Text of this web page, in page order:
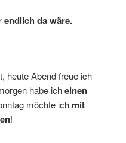
endlich da wäre.
heute Abend freue ich
habe icheinen
möchte ich mit
!